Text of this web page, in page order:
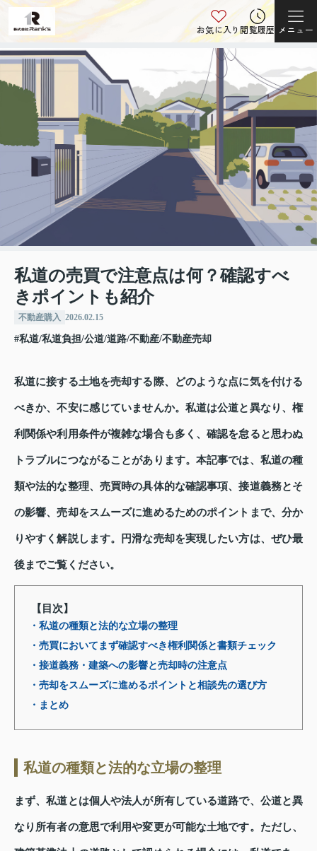
お気に入り閲覧履歴 メニュー
私道の売買で注意点は何？確認すべ
きポイントも紹介
不動産購入 2026.02.15
#私道/私道負担/公道/道路/不動産/不動産売却
私道に接する土地を売却する際、どのような点に気を付ける
べきか、不安に感じていませんか。私道は公道と異なり、権
利関係や利用条件が複雑な場合も多く、確認を怠ると思わぬ
トラブルにつながることがあります。本記事では、私道の種
類や法的な整理、売買時の具体的な確認事項、接道義務とそ
の影響、売却をスムーズに進めるためのポイントまで、分か
りやすく解説します。円滑な売却を実現したい方は、ぜひ最
後までご覧ください。
【目次】
・私道の種類と法的な立場の整理
・売買においてまず確認すべき権利関係と書類チェック
・接道義務・建築への影響と売却時の注意点
・売却をスムーズに進めるポイントと相談先の選び方
・まとめ
私道の種類と法的な立場の整理
まず、私道とは個人や法人が所有している道路で、公道と異
なり所有者の意思で利用や変更が可能な土地です。ただし、